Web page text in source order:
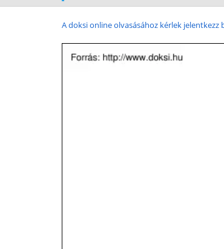
A doksi online olvasásához kérlek jelentkezz